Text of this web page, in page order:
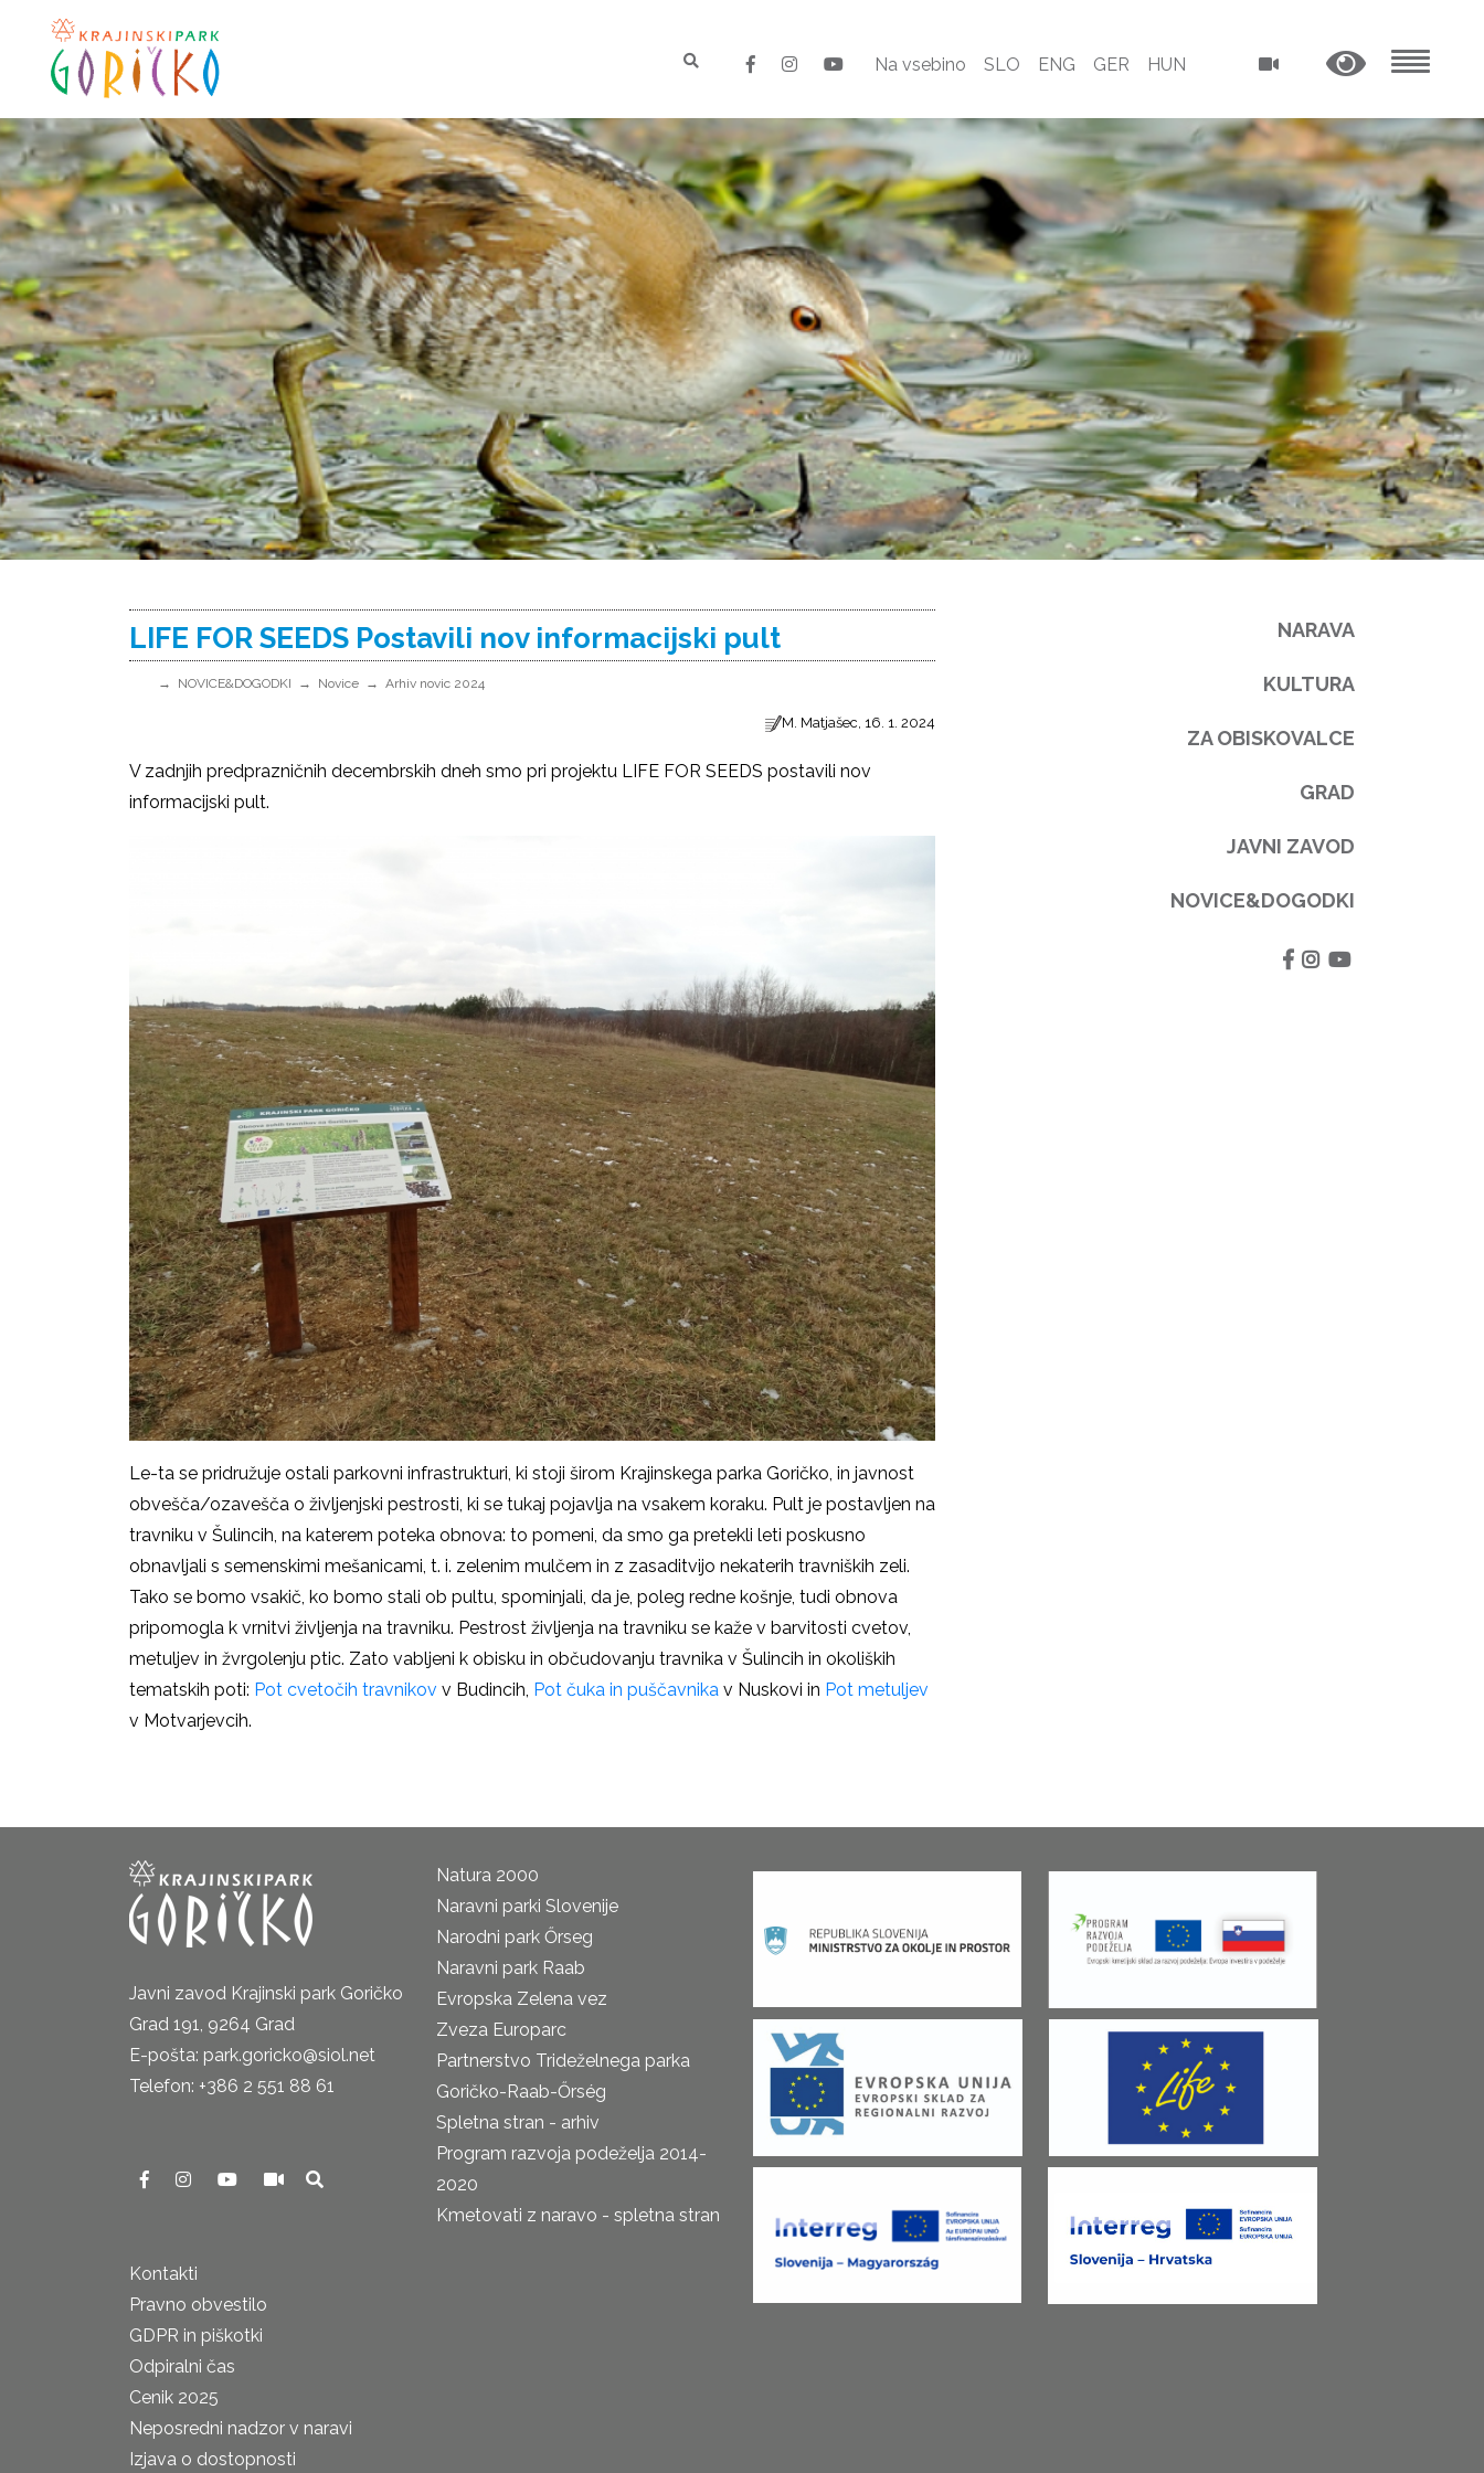
Na vsebino SLO ENG GER HUN
LIFE FOR SEEDS Postavili nov informacijski pult
NOVICE&DOGODKI Novice Arhiv novic 2024
M. Matjašec, 16. 1. 2024
V zadnjih predprazničnih decembrskih dneh smo pri projektu LIFE FOR SEEDS postavili nov
informacijski pult.
Le-ta se pridružuje ostali parkovni infrastrukturi, ki stoji širom Krajinskega parka Goričko, in javnost
obvešča/ozavešča o življenjski pestrosti, ki se tukaj pojavlja na vsakem koraku. Pult je postavljen na
travniku v Šulincih, na katerem poteka obnova: to pomeni, da smo ga pretekli leti poskusno
obnavljali s semenskimi mešanicami, t. i. zelenim mulčem in z zasaditvijo nekaterih travniških zeli.
Tako se bomo vsakič, ko bomo stali ob pultu, spominjali, da je, poleg redne košnje, tudi obnova
pripomogla k vrnitvi življenja na travniku. Pestrost življenja na travniku se kaže v barvitosti cvetov,
metuljev in žvrgolenju ptic. Zato vabljeni k obisku in občudovanju travnika v Šulincih in okoliških
tematskih poti: Pot cvetočih travnikov v Budincih, Pot čuka in puščavnika v Nuskovi in Pot metuljev
v Motvarjevcih.
NARAVA
KULTURA
ZA OBISKOVALCE
GRAD
JAVNI ZAVOD
NOVICE&DOGODKI
Javni zavod Krajinski park Goričko
Grad 191, 9264 Grad
E-pošta: park.goricko@siol.net
Telefon: +386 2 551 88 61
Kontakti
Pravno obvestilo
GDPR in piškotki
Odpiralni čas
Cenik 2025
Neposredni nadzor v naravi
Izjava o dostopnosti
Natura 2000
Naravni parki Slovenije
Narodni park Őrseg
Naravni park Raab
Evropska Zelena vez
Zveza Europarc
Partnerstvo Trideželnega parka
Goričko-Raab-Őrség
Spletna stran - arhiv
Program razvoja podeželja 2014-
2020
Kmetovati z naravo - spletna stran